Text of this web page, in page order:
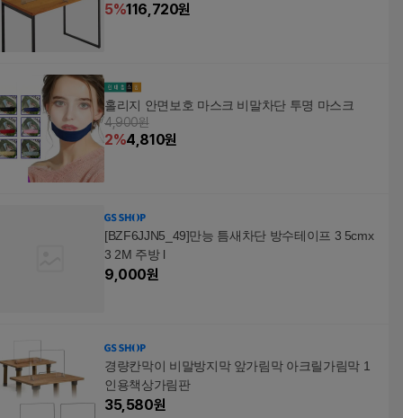
5%116,720원
홀리지 안면보호 마스크 비말차단 투명 마스크
4,900원
2%4,810원
[BZF6JJN5_49]만능 틈새차단 방수테이프 3 5cmx
3 2M 주방 l
9,000원
경량칸막이 비말방지막 앞가림막 아크릴가림막 1
인용책상가림판
35,580원